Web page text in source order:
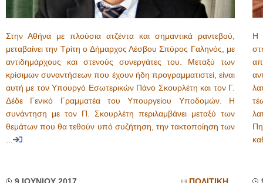
Στην Αθήνα με πλούσια ατζέντα και σημαντικά ραντεβού,
μεταβαίνει την Τρίτη ο Δήμαρχος Λέσβου Σπύρος Γαληνός, με
αντιδημάρχους και στενούς συνεργάτες του. Μεταξύ των
κρίσιμων συναντήσεων που έχουν ήδη προγραμματιστεί, είναι
αυτή με τον Υπουργό Εσωτερικών Πάνο Σκουρλέτη και τον Γ.
Δέδε Γενικό Γραμματέα του Υπουργείου Υποδομών. Η
συνάντηση με τον Π. Σκουρλέτη περιλαμβάνει μεταξύ των
θεμάτων που θα τεθούν υπό συζήτηση, την τακτοποίηση των
...
Η